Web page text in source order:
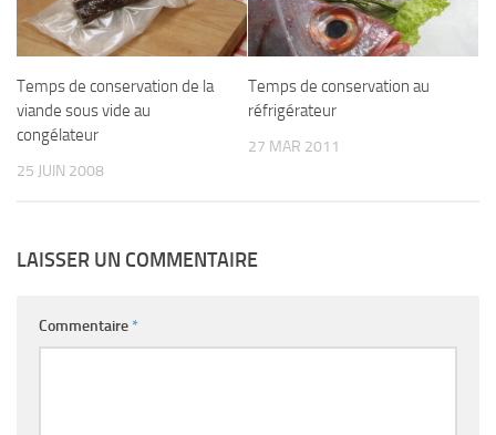
Temps de conservation de la
viande sous vide au
congélateur
25 JUIN 2008
Temps de conservation au
réfrigérateur
27 MAR 2011
LAISSER UN COMMENTAIRE
Commentaire *